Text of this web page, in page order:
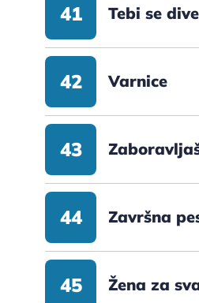
41 Tebi se dive
42 Varnice
43
44 Završna
45 Žena za